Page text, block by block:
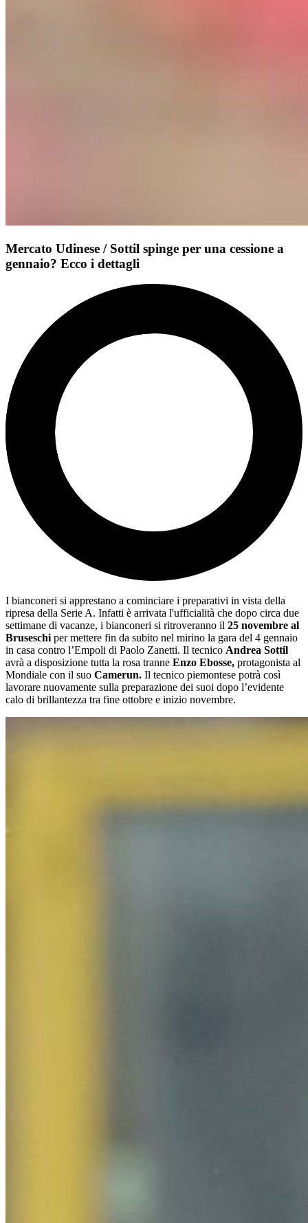
Mercato Udinese / Sottil spinge per una cessione a
gennaio? Ecco i dettagli
I bianconeri si apprestano a cominciare i preparativi in vista della
ripresa della Serie A. Infatti è arrivata l'ufficialità che dopo circa due
settimane di vacanze, i bianconeri si ritroveranno il 25 novembre al
Bruseschi per mettere fin da subito nel mirino la gara del 4 gennaio
in casa contro l’Empoli di Paolo Zanetti. Il tecnico Andrea Sottil
avrà a disposizione tutta la rosa tranne Enzo Ebosse, protagonista al
Mondiale con il suo Camerun. Il tecnico piemontese potrà così
lavorare nuovamente sulla preparazione dei suoi dopo l’evidente
calo di brillantezza tra fine ottobre e inizio novembre.